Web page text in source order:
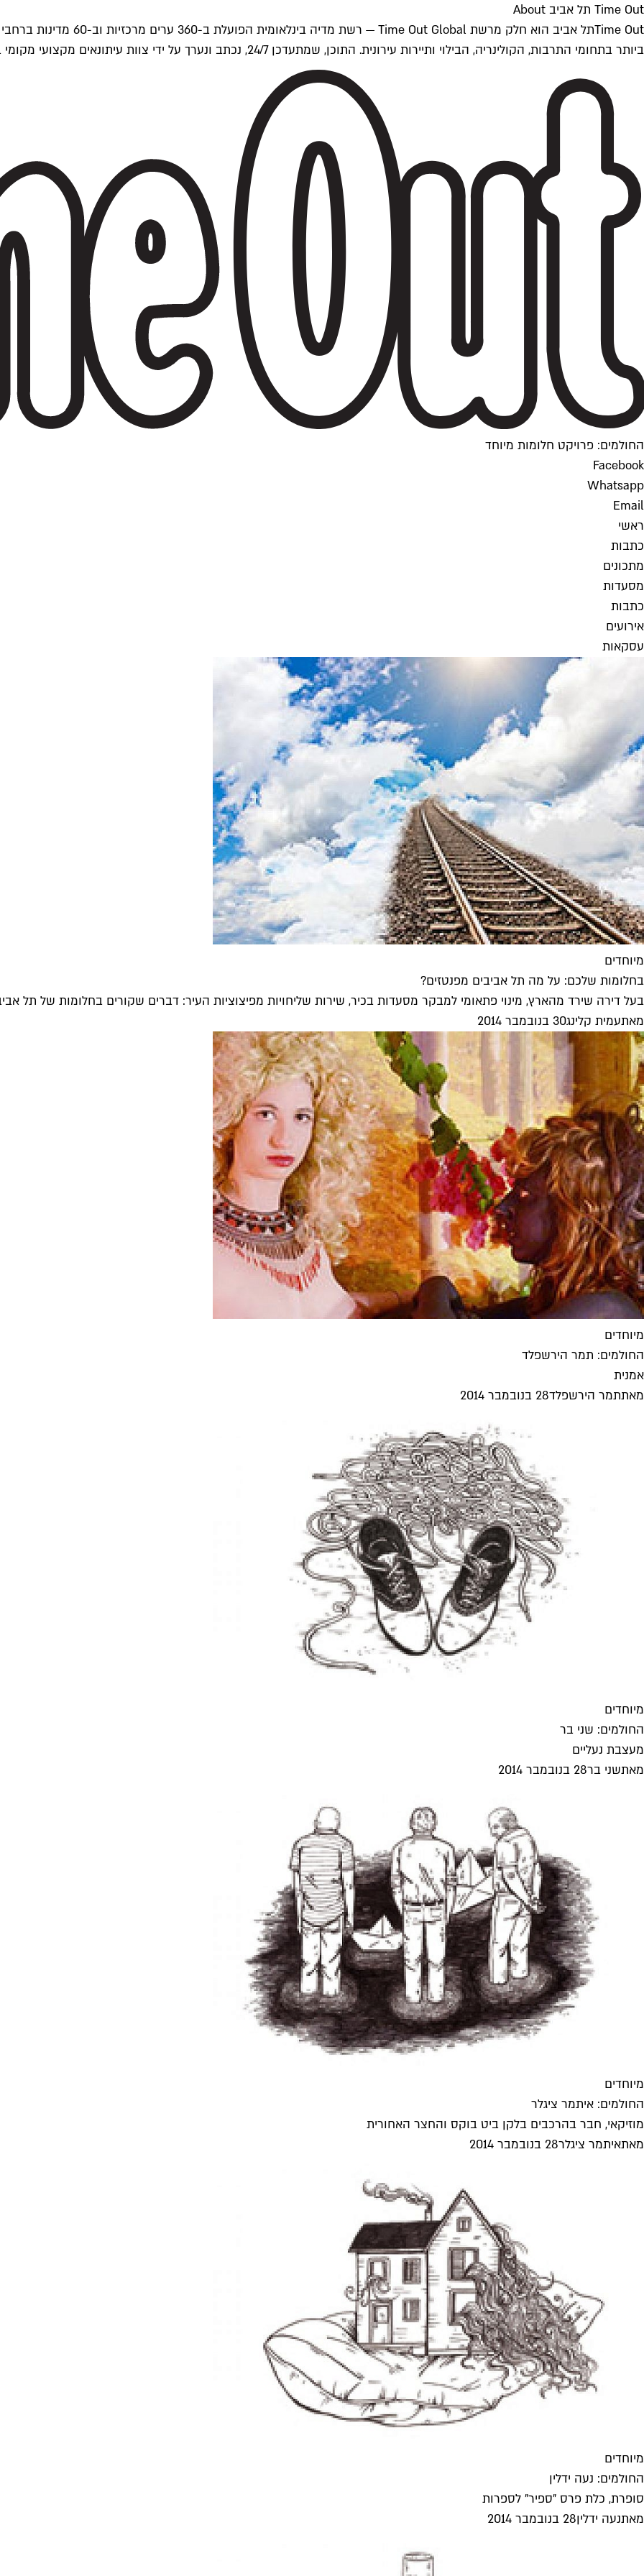
Time Out תל אביב About
ביותר בתחומי התרבות, הקולינריה, הבילוי ותיירות עירונית. התוכן, שמתעדכן 24/7, נכתב ונערך על ידי צוות עיתונאים מקצועי מקומי בישראל, בהתאם לסטנדרטים של Time Out העולמית.
החולמים: פרויקט חלומות מיוחד
Facebook
Whatsapp
Email
ראשי
כתבות
מתכונים
מסעדות
כתבות
אירועים
עסקאות
מיוחדים
בחלומות שלכם: על מה תל אביבים מפנטזים?
בעל דירה שירד מהארץ, מינוי פתאומי למבקר מסעדות בכיר, שירות שליחויות מפיצוציות העיר: דברים שקורים בחלומות של תל
מאתעמית קלינג30 בנובמבר 2014
מיוחדים
החולמים: תמר הירשפלד
אמנית
מאתתמר הירשפלד28 בנובמבר 2014
מיוחדים
החולמים: שני בר
מעצבת נעליים
מאתשני בר28 בנובמבר 2014
מיוחדים
החולמים: איתמר ציגלר
מוזיקאי, חבר בהרכבים בלקן ביט בוקס והחצר האחורית
מאתאיתמר ציגלר28 בנובמבר 2014
מיוחדים
החולמים: נעה ידלין
סופרת, כלת פרס "ספיר" לספרות
מאתנעה ידלין28 בנובמבר 2014